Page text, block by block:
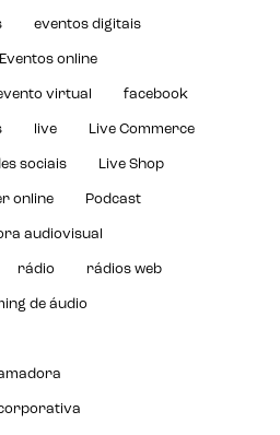
eventos digitais
Eventos online
virtual facebook
live Live Commerce
sociais Live Shop
online Podcast
audiovisual
rádio rádios web
de áudio